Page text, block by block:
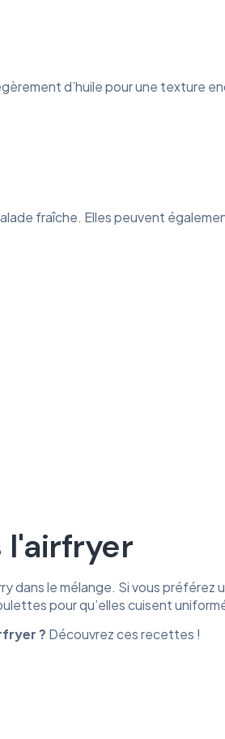
d’huile pour une texture
fraîche. Elles peuvent
l'airfryer
dans le mélange. Si vous préférez
pour qu’elles cuisent
? Découvrez ces recettes !